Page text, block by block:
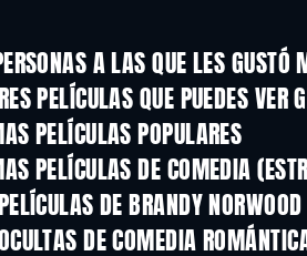
A LAS QUE LES
PELÍCULAS QUE PUEDES VER
PELÍCULAS POPULARES
PELÍCULAS DE COMEDIA
DE BRANDY
DE COMEDIA